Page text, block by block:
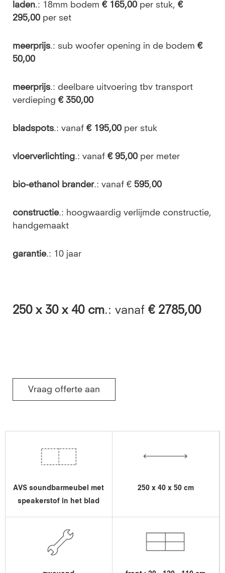
laden.: 18mm bodem € 165,00 per stuk, €
295,00 per set
meerprijs.: sub woofer opening in de bodem €
50,00
meerprijs.: deelbare uitvoering tbv transport
verdieping € 350,00
bladspots.: vanaf € 195,00 per stuk
vloerverlichting.: vanaf € 95,00 per meter
bio-ethanol brander.: vanaf € 595,00
constructie.: hoogwaardig verlijmde constructie,
handgemaakt
garantie.: 10 jaar
250 x 30 x 40 cm.: vanaf € 2785,00
Vraag offerte aan
AVS soundbarmeubel met
speakerstof in het blad
250 x 40 x 50 cm